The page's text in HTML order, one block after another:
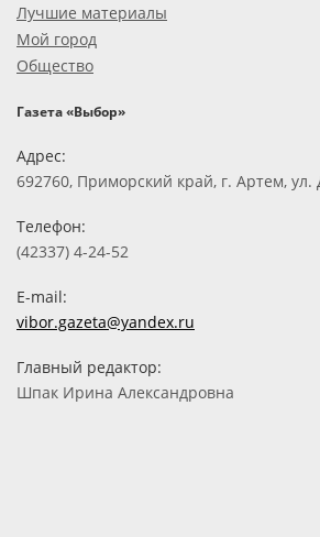
Лучшие материалы
Мой город
Общество
Газета «Выбор»
Адрес:
692760, Приморский край, г. Артем, ул.
Телефон:
(42337) 4-24-52
E-mail:
vibor.gazeta@yandex.ru
Главный редактор:
Шпак Ирина Александровна